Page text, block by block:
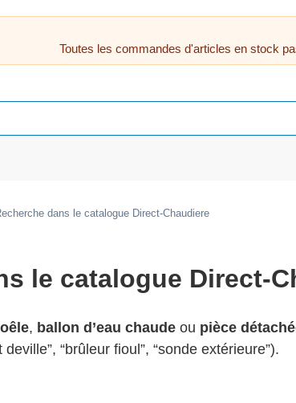
Toutes les commandes d'articles en stock
dans le catalogue Direct-Chaudiere
le catalogue Direct-
, ballon d’eau chaude ou pièce
“brûleur fioul”, “sonde extérieure”).